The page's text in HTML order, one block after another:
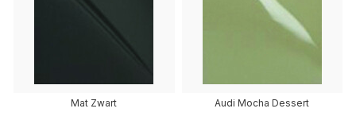
Mat Zwart Audi Mocha Dessert